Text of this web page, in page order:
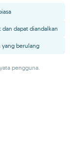
dan dapat diandalkan
yang berulang
pengguna.